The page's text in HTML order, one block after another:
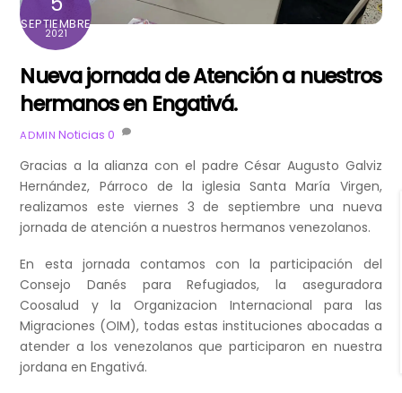
SEPTIEMBRE
2021
Nueva jornada de Atención a nuestros
hermanos en Engativá.
ADMIN Noticias 0
Gracias a la alianza con el padre César Augusto Galviz
Hernández, Párroco de la iglesia Santa María Virgen,
realizamos este viernes 3 de septiembre una nueva
jornada de atención a nuestros hermanos venezolanos.
En esta jornada contamos con la participación del
Consejo Danés para Refugiados, la aseguradora
Coosalud y la Organizacion Internacional para las
Migraciones (OIM), todas estas instituciones abocadas a
atender a los venezolanos que participaron en nuestra
jordana en Engativá.